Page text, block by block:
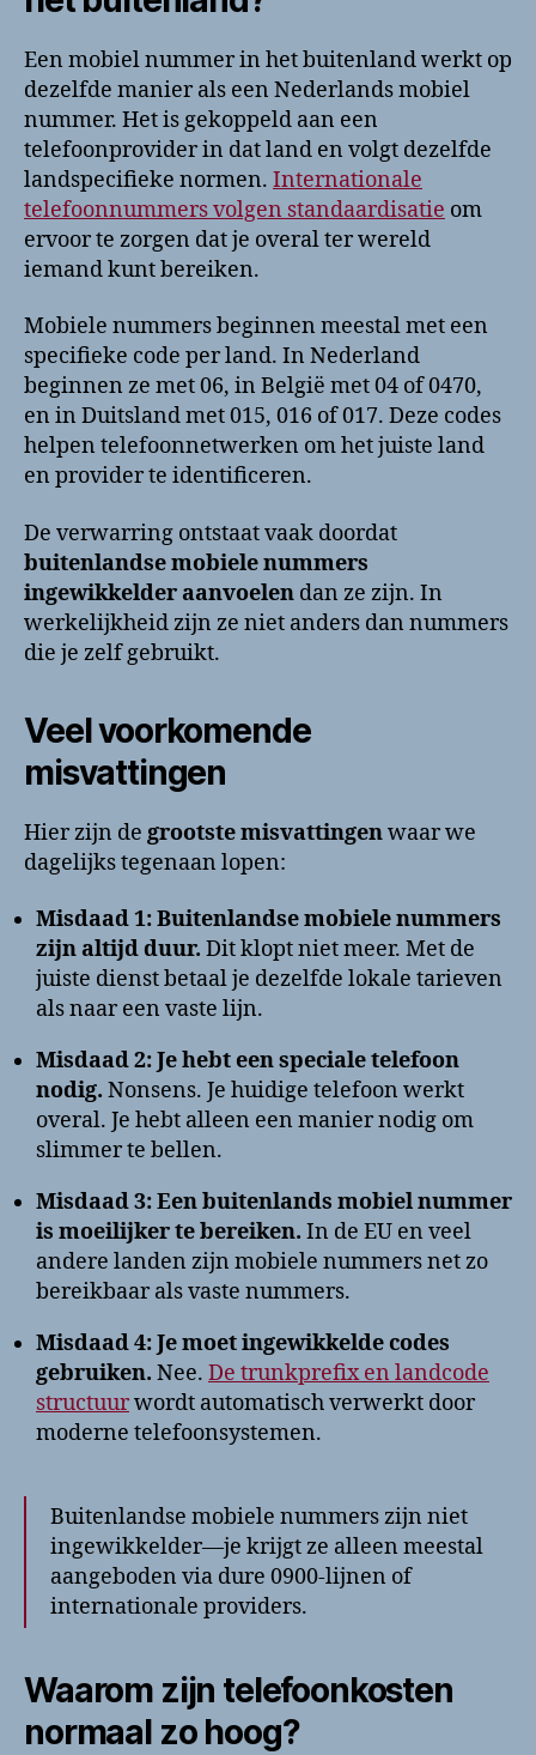
Een mobiel nummer in het buitenland werkt op
dezelfde manier als een Nederlands mobiel
nummer. Het is gekoppeld aan een
telefoonprovider in dat land en volgt dezelfde
landspecifieke normen. Internationale
telefoonnummers volgen standaardisatie om
ervoor te zorgen dat je overal ter wereld
iemand kunt bereiken.
Mobiele nummers beginnen meestal met een
specifieke code per land. In Nederland
beginnen ze met 06, in België met 04 of 0470,
en in Duitsland met 015, 016 of 017. Deze codes
helpen telefoonnetwerken om het juiste land
en provider te identificeren.
De verwarring ontstaat vaak doordat
buitenlandse mobiele nummers
ingewikkelder aanvoelen dan ze zijn. In
werkelijkheid zijn ze niet anders dan nummers
die je zelf gebruikt.
Veel voorkomende
misvattingen
Hier zijn de grootste misvattingenwaar we
dagelijks tegenaan lopen:
Misdaad 1: Buitenlandse mobiele nummers
zijn altijd duur. Dit klopt niet meer. Met de
juiste dienst betaal je dezelfde lokale tarieven
als naar een vaste lijn.
Misdaad 2: Je hebt een speciale telefoon
nodig. Nonsens. Je huidige telefoon werkt
overal. Je hebt alleen een manier nodig om
slimmer te bellen.
Misdaad 3: Een buitenlands mobiel nummer
is moeilijker te bereiken. In de EU en veel
andere landen zijn mobiele nummers net zo
bereikbaar als vaste nummers.
Misdaad 4: Je moet ingewikkelde codes
gebruiken. Nee. De trunkprefix en landcode
structuurwordt automatisch verwerkt door
moderne telefoonsystemen.
Buitenlandse mobiele nummers zijn niet
ingewikkelder—je krijgt ze alleen meestal
aangeboden via dure 0900-lijnen of
internationale providers.
Waarom zijn telefoonkosten
normaal zo hoog?